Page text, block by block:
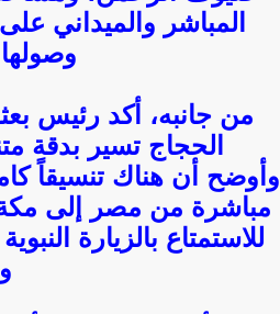
المباشر والميداني
من جانبه، أكد رئيس
الحجاج تسير بدقة
وأوضح أن هناك تنسيقاً
مباشرة من مصر إلى مكة
للاستمتاع بالزيارة